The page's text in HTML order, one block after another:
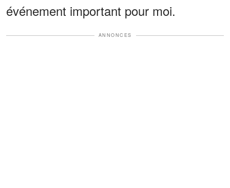
événement important pour moi.
ANNONCES